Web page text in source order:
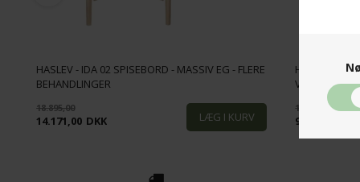
HASLEV - IDA 02 SPISEBORD - MASSIV EG - FLERE
BEHANDLINGER
18.895,00
14.171,00 DKK
HASLEV -
VARIANTER -
12.985,00
9.738,00